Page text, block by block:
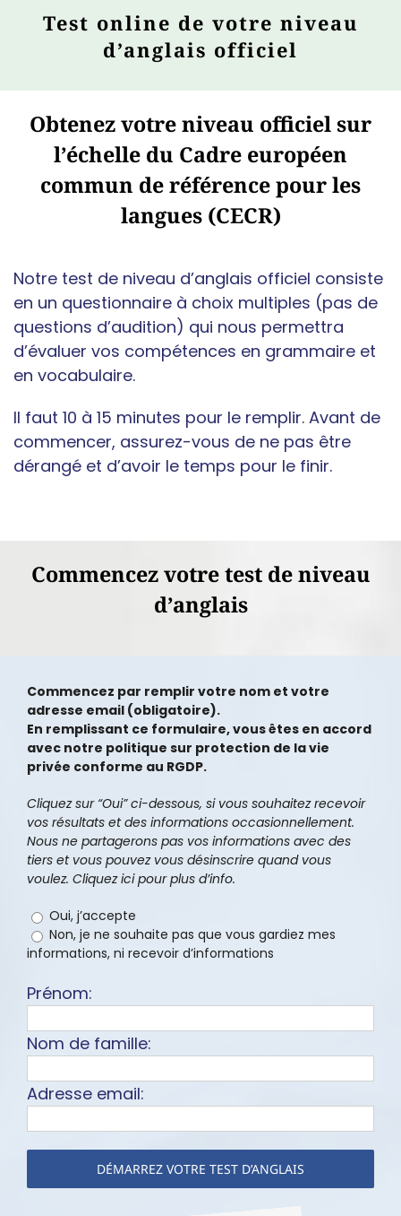
Test online de votre niveau
d’anglais officiel
Obtenez votre niveau officiel sur
l’échelle du Cadre européen
commun de référence pour les
langues (CECR)
Notre test de niveau d’anglais officiel consiste
en un questionnaire à choix multiples (pas de
questions d’audition) qui nous permettra
d’évaluer vos compétences en grammaire et
en vocabulaire.
Il faut 10 à 15 minutes pour le remplir. Avant de
commencer, assurez-vous de ne pas être
dérangé et d’avoir le temps pour le finir.
Commencez votre test de niveau
d’anglais
Commencez par remplir votre nom et votre
adresse email (obligatoire).
En remplissant ce formulaire, vous êtes en accord
avec notre politique sur protection de la vie
privée conforme au RGDP.
Cliquez sur “Oui” ci-dessous, si vous souhaitez recevoir
vos résultats et des informations occasionnellement.
Nous ne partagerons pas vos informations avec des
tiers et vous pouvez vous désinscrire quand vous
voulez. Cliquez ici pour plus d’info.
Oui, j’accepte
Non, je ne souhaite pas que vous gardiez mes
informations, ni recevoir d’informations
Prénom:
Nom de famille:
Adresse email: